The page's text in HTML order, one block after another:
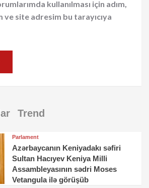
kullanılması için adım,
site adresim bu tarayıcıya
Trend
Parlament
Azərbaycanın Keniyadakı səfiri
Sultan Hacıyev Keniya Milli
Assambleyasının sədri Moses
Vetangula ilə görüşüb